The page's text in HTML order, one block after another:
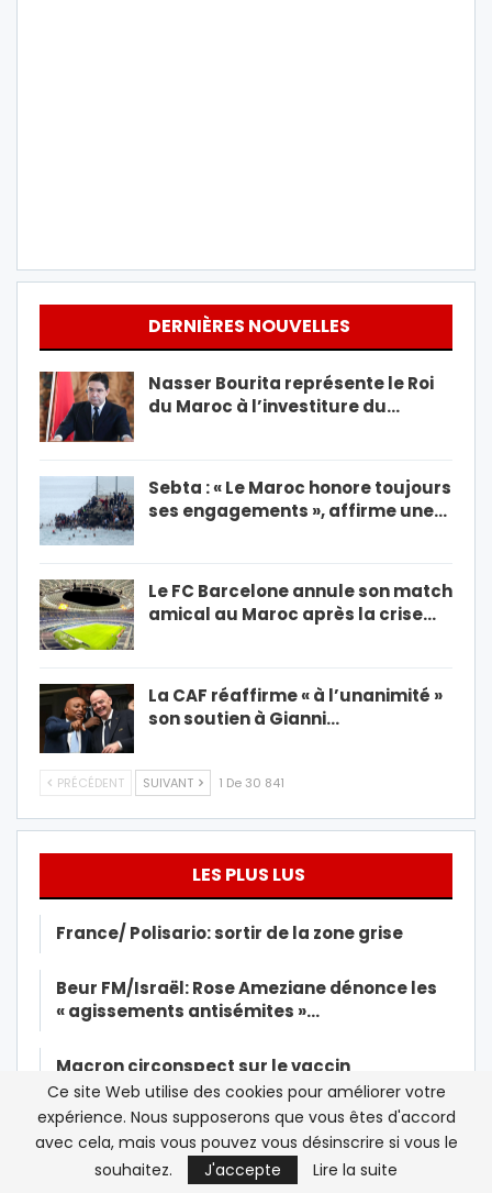
DERNIÈRES NOUVELLES
Nasser Bourita représente le Roi
du Maroc à l’investiture du…
Sebta : « Le Maroc honore toujours
ses engagements », affirme une…
Le FC Barcelone annule son match
amical au Maroc après la crise…
La CAF réaffirme « à l’unanimité »
son soutien à Gianni…
PRÉCÉDENT SUIVANT 1 De 30 841
LES PLUS LUS
France/ Polisario: sortir de la zone grise
Beur FM/Israël: Rose Ameziane dénonce les
« agissements antisémites »…
Macron circonspect sur le vaccin
d’AstraZeneca avant…
Le Roi Mohammed VI reçoit la première dose
du vaccin contre la…
Ce site Web utilise des cookies pour améliorer votre
expérience. Nous supposerons que vous êtes d'accord
avec cela, mais vous pouvez vous désinscrire si vous le
souhaitez.
J'accepte Lire la suite